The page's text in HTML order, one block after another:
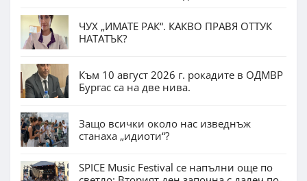
ЧУХ „ИМАТЕ РАК“. КАКВО ПРАВЯ ОТТУК
НАТАТЪК?
Към 10 август 2026 г. рокадите в ОДМВР
Бургас са на две нива.
Защо всички около нас изведнъж
станаха „идиоти“?
SPICE Music Festival се напълни още по